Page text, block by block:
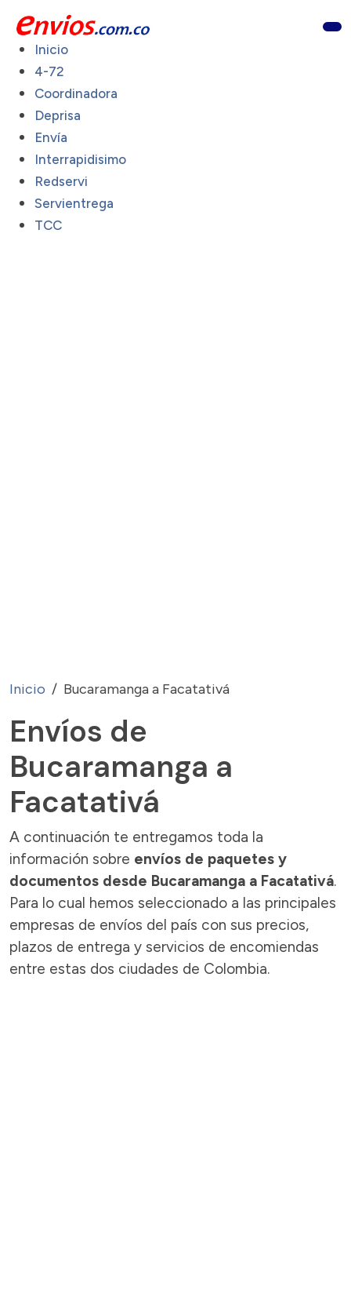
Inicio
4-72
Coordinadora
Deprisa
Envía
Interrapidisimo
Redservi
Servientrega
TCC
Inicio Bucaramanga a Facatativá
Envíos de
Bucaramanga a
Facatativá
A continuación te entregamos toda la
información sobre envíos de paquetes y
documentos desde Bucaramanga a Facatativá.
Para lo cual hemos seleccionado a las principales
empresas de envíos del país con sus precios,
plazos de entrega y servicios de encomiendas
entre estas dos ciudades de Colombia.